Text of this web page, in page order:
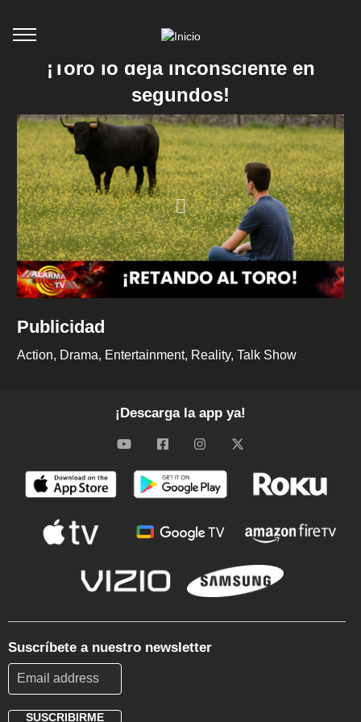
¡Toro lo deja inconsciente en
segundos!
Publicidad
Action Drama Entertainment Reality Talk Show
¡Descarga la app ya!
Suscríbete a nuestro newsletter
SUSCRIBIRME